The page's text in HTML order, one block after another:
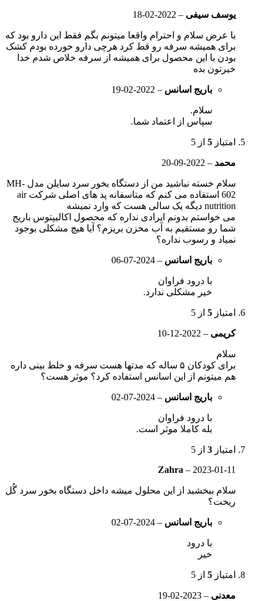
یوسف سیفی –
2022-02-18
با عرض سلام و احترام واقعا میتونم بگم فقط این دارو بود که
برای همیشه سرفه رو قط کرد هرچی دارو خورده بودم کشک
بودن با این محصول برای همیشه از سرفه خلاص شدم خدا
خیرتون بده
باریج اسانس –
2022-02-19
سپاس از اعتماد شما.
امتیاز5 از 5
2022-09-20
سلام خسته نباشید من از دستگاه بخور سرد سایلن مدل MH-
602 استفاده می کنم که متاسفانه پد های اصلی شرکت air
nutrition دیگه یک سالی هست که وارد نمیشه
می خواستم بدونم ایرادی نداره که محصول اکالیپتوس باریج
شما رو مستقیم به آب مخزن بریزم؟ آیا هیچ مشکلی بوجود
نمیاد و رسوب نداره؟
باریج اسانس –
2024-07-06
با درود فراوان
خیر مشکلی ندارد.
امتیاز5 از 5
کریمی–
2022-12-10
برای کودکان ۵ ساله که مدتها هست سرفه و خلط بینی داره
هم میتونم از این اسانس استفاده کرد؟ موثر هست؟
باریج اسانس –
2024-07-02
با درود فراوان
بله کاملا موثر است.
امتیاز3 از 5
Zahra– 2023-01-11
سلام ببخشید از این محلول میشه داخل دستگاه بخور سرد گُل
باریج اسانس –
2024-07-02
امتیاز5 از 5
–
2023-02-19